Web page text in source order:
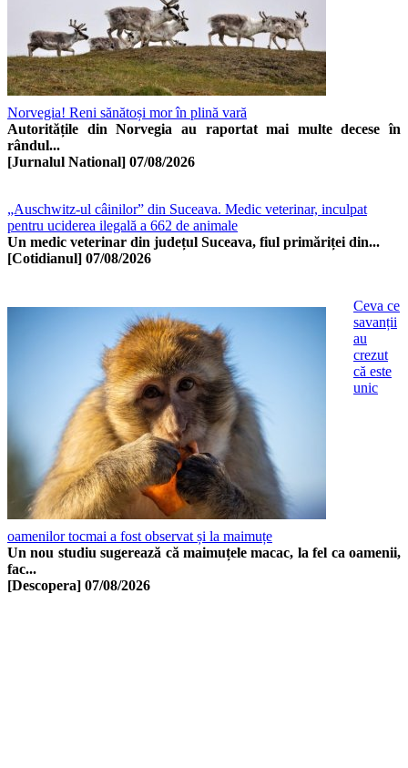
Norvegia! Reni sănătoși mor în plină vară
Autoritățile din Norvegia au raportat mai multe decese în
rândul...
[Jurnalul National] 07/08/2026
„Auschwitz-ul câinilor” din Suceava. Medic veterinar, inculpat
pentru uciderea ilegală a 662 de animale
Un medic veterinar din județul Suceava, fiul primăriței din...
[Cotidianul] 07/08/2026
Ceva ce
savanții
au
crezut
că este
unic
oamenilor tocmai a fost observat și la maimuțe
Un nou studiu sugerează că maimuțele macac, la fel ca oamenii,
fac...
[Descopera] 07/08/2026